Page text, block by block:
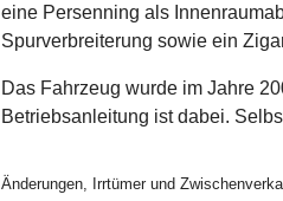
eine Persenning als
Spurverbreiterung sowie ein
Das Fahrzeug wurde im Jahre
Betriebsanleitung ist dabei.
Änderungen, Irrtümer und